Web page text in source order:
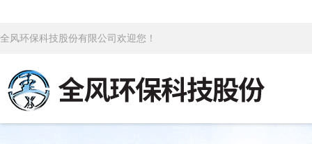
全风环保科技股份有限公司欢迎您！